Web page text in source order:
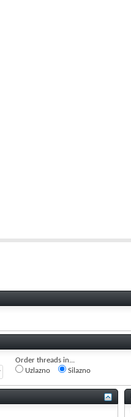
Order threads in...
Uzlazno
Silazno